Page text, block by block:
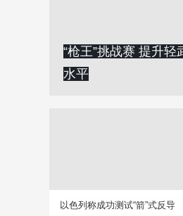
“枪王”挑战赛 提升轻
水平
以色列称成功测试“箭”式反导